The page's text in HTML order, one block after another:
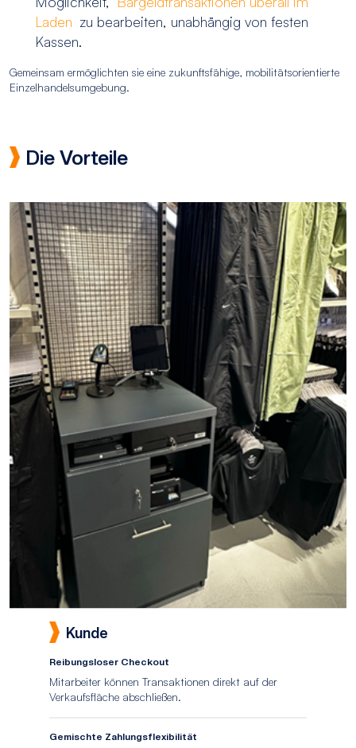
Laden zu bearbeiten, unabhängig von festen
Kassen.
Gemeinsam ermöglichten sie eine zukunftsfähige, mobilitätsorientierte
Einzelhandelsumgebung.
Die Vorteile
Kunde
Reibungsloser Checkout
Mitarbeiter können Transaktionen direkt auf der
Verkaufsfläche abschließen.
Gemischte Zahlungsflexibilität